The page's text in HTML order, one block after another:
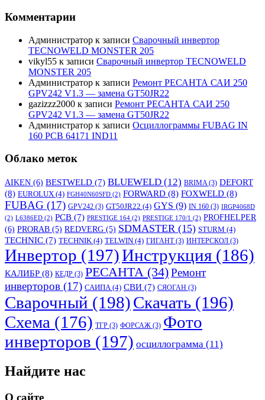
Комментарии
Администратор к записи Сварочный инвертор
TECNOWELD MONSTER 205
vikyl55 к записи Сварочный инвертор TECNOWELD
MONSTER 205
Администратор к записи Ремонт РЕСАНТА САИ 250
GPV242 V1.3 — замена GT50JR22
gazizzz2000 к записи Ремонт РЕСАНТА САИ 250
GPV242 V1.3 — замена GT50JR22
Администратор к записи Осциллограммы FUBAG IN
160 PCB 64171 IND11
Облако меток
AIKEN (6) BESTWELD (7) BLUEWELD (12) BRIMA(3) DEFORT
(8) EUROLUX (4) FGH40N60SFD (2) FORWARD (8) FOXWELD (8)
FUBAG (17) GPV242 (3) GT50JR22 (4) GYS (9) IN 160 (3) IRGP4068D
(2) L6386ED (2) PCB (7) PRESTIGE 164 (2) PRESTIGE 170/1 (2) PROFHELPER
(6) PRORAB (5) REDVERG (5) SDMASTER (15) STURM (4)
TECHNIC (7) TECHNIK (4) TELWIN (4) ГИГАНТ(3) ИНТЕРСКОЛ (3)
Инвертор (197)Инструкция (186)
КАЛИБР (8) КЕДР (3) РЕСАНТА (34)Ремонт
инверторов (17) САИПА(4) СВИ (7) СЯОГАН (3)
Сварочный (198)Скачать (196)
Схема (176) ТГР (3) ФОРСАЖ (3) Фото
инверторов (197) осциллограмма (11)
Найдите нас
О сайте